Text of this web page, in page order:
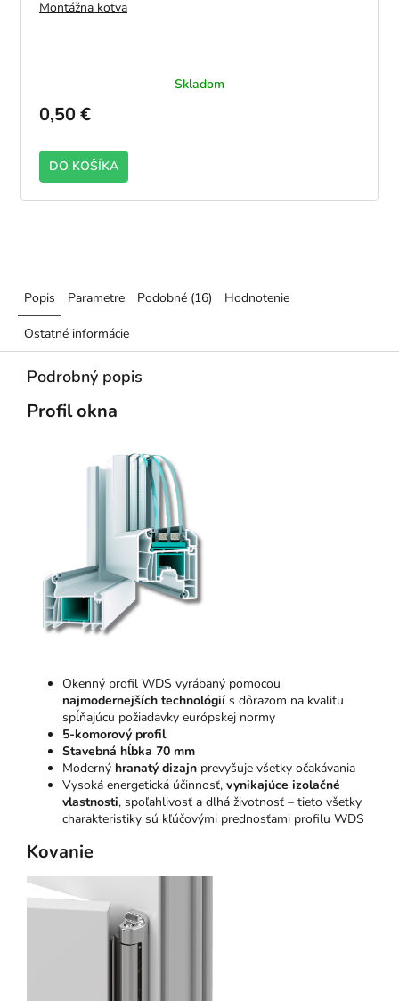
Montážna kotva
Skladom
0,50 €
DO KOŠÍKA
Popis Parametre Podobné (16) Hodnotenie
Ostatné informácie
Podrobný popis
Profil okna
Okenný profil WDS vyrábaný pomocou
najmodernejších technológií s dôrazom na kvalitu
spĺňajúcu požiadavky európskej normy
5-komorový profil
Stavebná hĺbka 70 mm
Moderný hranatý dizajn prevyšuje všetky očakávania
Vysoká energetická účinnosť, vynikajúce izolačné
vlastnosti, spoľahlivosť a dlhá životnosť – tieto všetky
charakteristiky sú kľúčovými prednosťami profilu WDS
Kovanie